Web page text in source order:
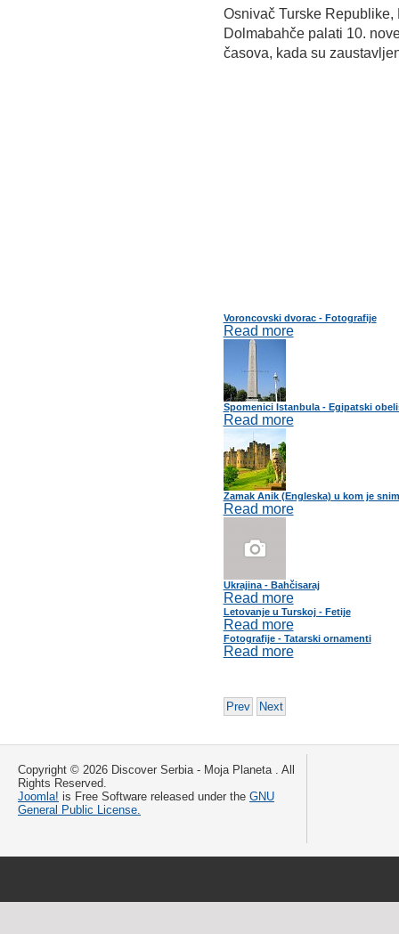
Osnivač Turske
Dolmabahče palati 10.
časova, kada su
Voroncovski dvorac - Fotografije
Read more
Spomenici Istanbula - Egipatski
Read more
Zamak Anik (Engleska) u kom je
Read more
Ukrajina - Bahčisaraj
Read more
Letovanje u Turskoj - Fetije
Read more
Fotografije - Tatarski ornamenti
Read more
Prev Next
Copyright © 2026 Discover Serbia - Moja Planeta . All
Rights Reserved.
Joomla! is Free Software released under the GNU
General Public License.